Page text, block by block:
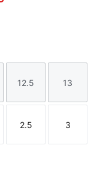
Talla
12.5
Talla
13
Talla
2.5
Talla
3